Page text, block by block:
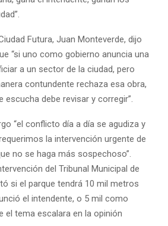
Futura, Juan Monteverde, dijo
“si uno como gobierno anuncia una
a un sector de la ciudad, pero
contundente rechaza esa obra,
escucha debe revisar y corregir”.
“el conflicto día a día se agudiza y
la intervención urgente de
no se haga más sospechoso”.
del Tribunal Municipal de
si el parque tendrá 10 mil metros
el intendente, o 5 mil como
el tema escalara en la opinión